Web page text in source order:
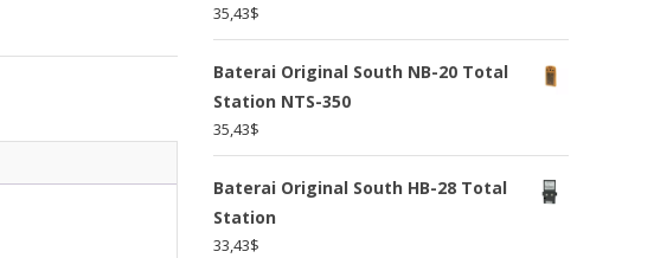
35,43$
Baterai Original South NB-20 Total
Station NTS-350
35,43$
Baterai Original South HB-28 Total
Station
33,43$